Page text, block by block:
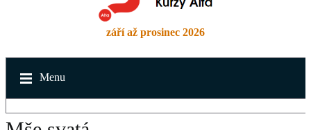
září až prosinec 2026
Menu